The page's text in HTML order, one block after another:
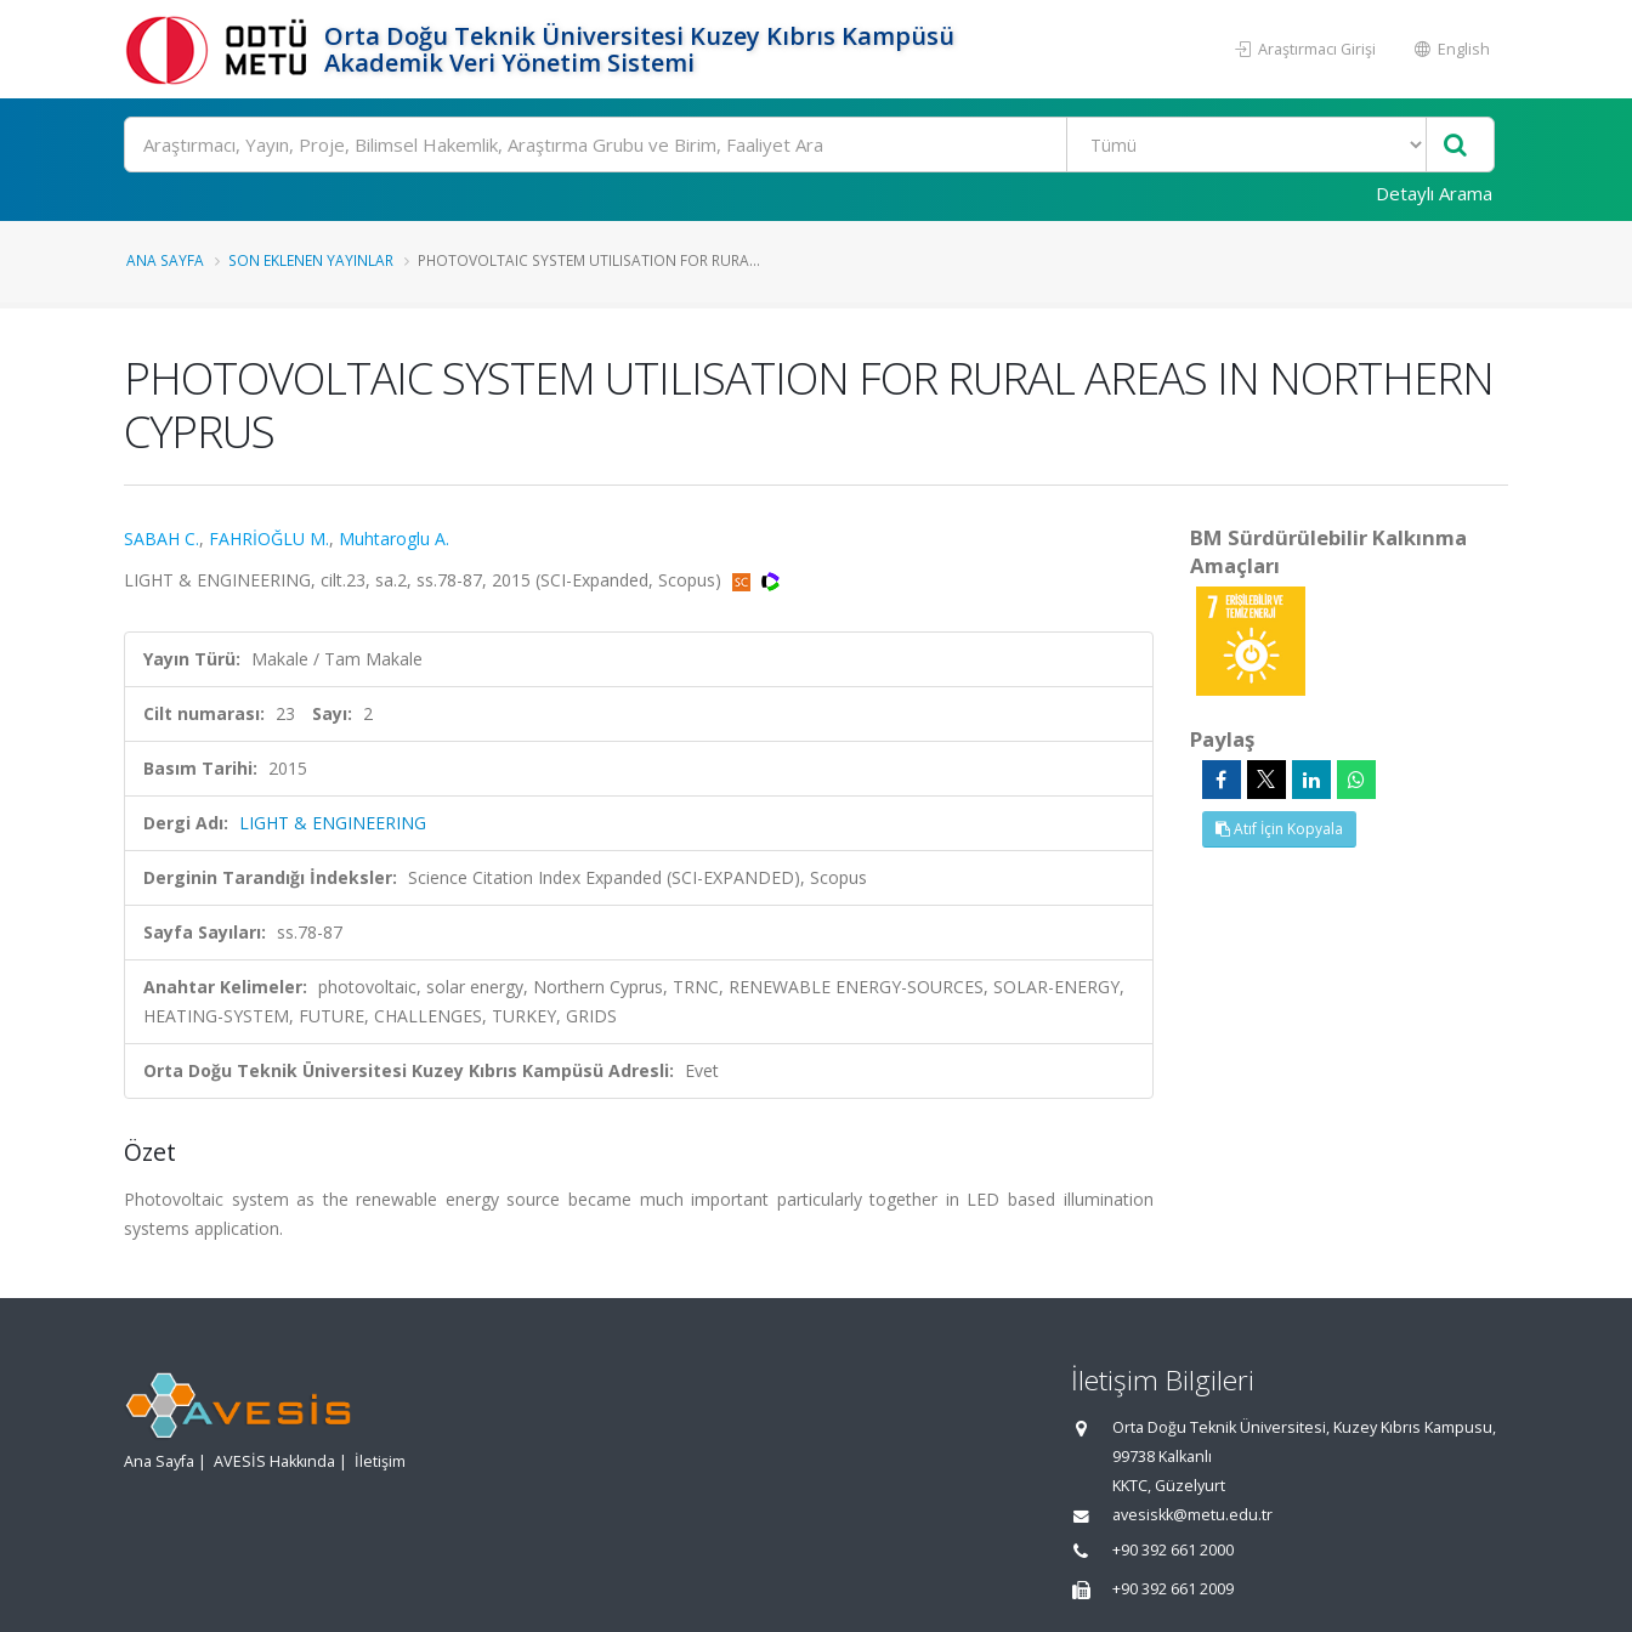
Orta Doğu Teknik Üniversitesi Kuzey Kıbrıs Kampüsü
Akademik Veri Yönetim Sistemi
Araştırmacı Girişi English
Ara
Detaylı Arama
ANA SAYFA SON EKLENEN YAYINLAR PHOTOVOLTAIC SYSTEM UTILISATION FOR RURA...
PHOTOVOLTAIC SYSTEM UTILISATION FOR RURAL AREAS IN NORTHERN
CYPRUS
SABAH C., FAHRİOĞLU M., Muhtaroglu A.
LIGHT & ENGINEERING, cilt.23, sa.2, ss.78-87, 2015 (SCI-Expanded, Scopus)
Yayın Türü: Makale / Tam Makale
Cilt numarası: 23 Sayı: 2
Basım Tarihi: 2015
Dergi Adı: LIGHT & ENGINEERING
Derginin Tarandığı İndeksler: Science Citation Index Expanded (SCI-EXPANDED), Scopus
Sayfa Sayıları: ss.78-87
Anahtar Kelimeler: photovoltaic, solar energy, Northern Cyprus, TRNC, RENEWABLE ENERGY-SOURCES, SOLAR-ENERGY,
HEATING-SYSTEM, FUTURE, CHALLENGES, TURKEY, GRIDS
Orta Doğu Teknik Üniversitesi Kuzey Kıbrıs Kampüsü Adresli: Evet
Özet
Photovoltaic system as the renewable energy source became much important particularly together in LED based illumination
systems application.
BM Sürdürülebilir Kalkınma
Amaçları
Paylaş
Atıf İçin Kopyala
Ana Sayfa | AVESİS Hakkında | İletişim
İletişim Bilgileri
Orta Doğu Teknik Üniversitesi, Kuzey Kıbrıs Kampusu,
99738 Kalkanlı
KKTC, Güzelyurt
avesiskk@metu.edu.tr
+90 392 661 2000
+90 392 661 2009